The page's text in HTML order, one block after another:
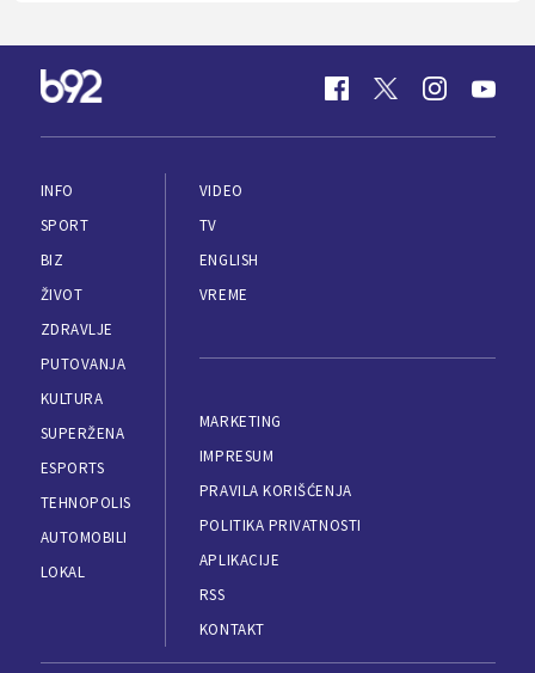
INFO
SPORT
BIZ
ŽIVOT
ZDRAVLJE
PUTOVANJA
KULTURA
SUPERŽENA
ESPORTS
TEHNOPOLIS
AUTOMOBILI
LOKAL
VIDEO
TV
ENGLISH
VREME
MARKETING
IMPRESUM
PRAVILA KORIŠĆENJA
POLITIKA PRIVATNOSTI
APLIKACIJE
RSS
KONTAKT